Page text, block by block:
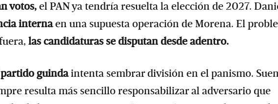
votos,el PAN ya tendría resuelta la elección de 2027.
internaen una supuesta operación de Morena. El
las candidaturas se disputan desde adentro.
guindaintenta sembrar división en el panismo.
resulta más sencillo responsabilizar al adversario que